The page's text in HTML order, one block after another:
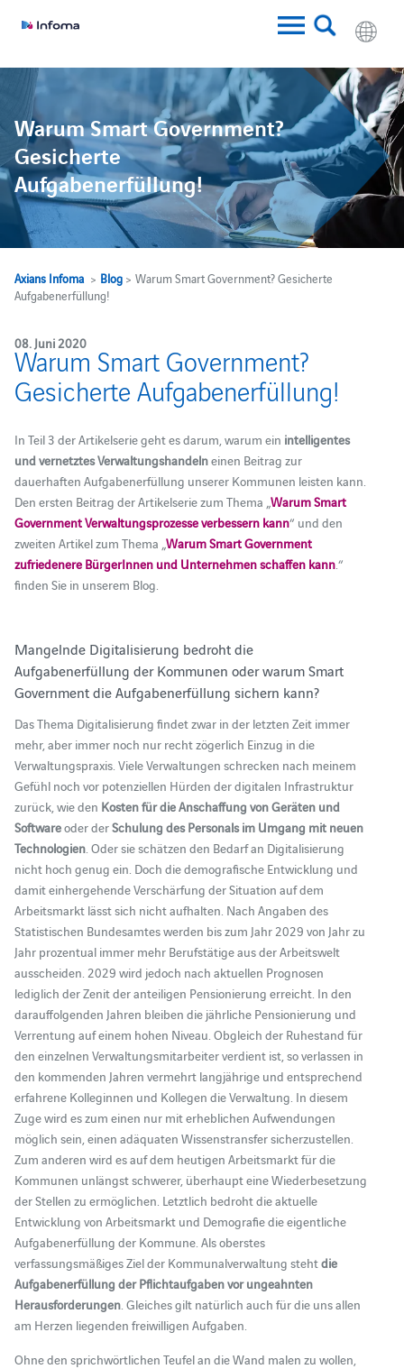
Warum Smart Government?
Gesicherte
Aufgabenerfüllung!
Axians Infoma> Blog> Warum Smart Government? Gesicherte
Aufgabenerfüllung!
08. Juni 2020
Warum Smart Government?
Gesicherte Aufgabenerfüllung!
In Teil 3 der Artikelserie geht es darum, warum ein intelligentes
und vernetztes Verwaltungshandelneinen Beitrag zur
dauerhaften Aufgabenerfüllung unserer Kommunen leisten kann.
Den ersten Beitrag der Artikelserie zum Thema „Warum Smart
Government Verwaltungsprozesse verbessern kann“ und den
zweiten Artikel zum Thema „Warum Smart Government
zufriedenere BürgerInnen und Unternehmen schaffen kann.“
finden Sie in unserem Blog.
Mangelnde Digitalisierung bedroht die
Aufgabenerfüllung der Kommunen oder warum Smart
Government die Aufgabenerfüllung sichern kann?
Das Thema Digitalisierung findet zwar in der letzten Zeit immer
mehr, aber immer noch nur recht zögerlich Einzug in die
Verwaltungspraxis. Viele Verwaltungen schrecken nach meinem
Gefühl noch vor potenziellen Hürden der digitalen Infrastruktur
zurück, wie den Kosten für die Anschaffung von Geräten und
Softwareoder derSchulung des Personals im Umgang mit neuen
Technologien. Oder sie schätzen den Bedarf an Digitalisierung
nicht hoch genug ein. Doch die demografische Entwicklung und
damit einhergehende Verschärfung der Situation auf dem
Arbeitsmarkt lässt sich nicht aufhalten. Nach Angaben des
Statistischen Bundesamtes werden bis zum Jahr 2029 von Jahr zu
Jahr prozentual immer mehr Berufstätige aus der Arbeitswelt
ausscheiden. 2029 wird jedoch nach aktuellen Prognosen
lediglich der Zenit der anteiligen Pensionierung erreicht. In den
darauffolgenden Jahren bleiben die jährliche Pensionierung und
Verrentung auf einem hohen Niveau. Obgleich der Ruhestand für
den einzelnen Verwaltungsmitarbeiter verdient ist, so verlassen in
den kommenden Jahren vermehrt langjährige und entsprechend
erfahrene Kolleginnen und Kollegen die Verwaltung. In diesem
Zuge wird es zum einen nur mit erheblichen Aufwendungen
möglich sein, einen adäquaten Wissenstransfer sicherzustellen.
Zum anderen wird es auf dem heutigen Arbeitsmarkt für die
Kommunen unlängst schwerer, überhaupt eine Wiederbesetzung
der Stellen zu ermöglichen. Letztlich bedroht die aktuelle
Entwicklung von Arbeitsmarkt und Demografie die eigentliche
Aufgabenerfüllung der Kommune. Als oberstes
verfassungsmäßiges Ziel der Kommunalverwaltung stehtdie
Aufgabenerfüllung der Pflichtaufgaben vor ungeahnten
Herausforderungen. Gleiches gilt natürlich auch für die uns allen
am Herzen liegenden freiwilligen Aufgaben.
Ohne den sprichwörtlichen Teufel an die Wand malen zu wollen,